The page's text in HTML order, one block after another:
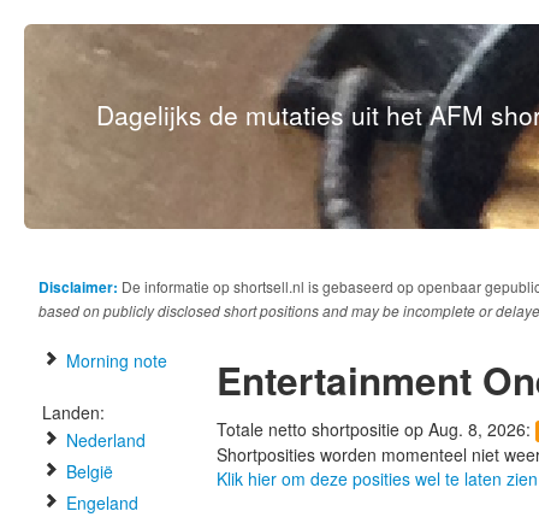
Dagelijks de mutaties uit het AFM
Disclaimer: De informatie op shortsell.nl is gebaseerd op openbaar
based on publicly disclosed short positions and may be incomplete or
Morning note
Landen:
Nederland
België
Engeland
Entertainment
Totale netto shortpositie op Aug. 8, 2026:
Shortposities worden momenteel niet
Klik hier om deze posities wel te laten zien